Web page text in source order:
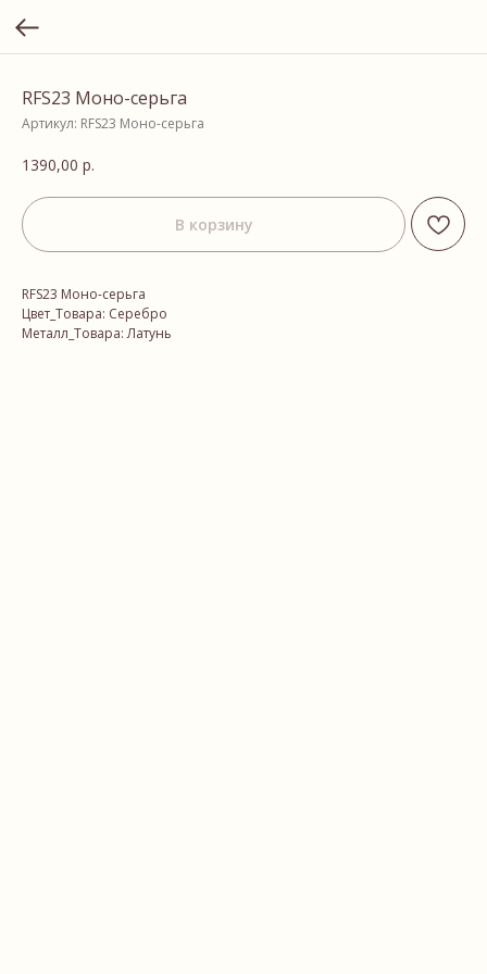
RFS23 Моно-серьга
Артикул: RFS23 Моно-серьга
1390,00 р.
В корзину
RFS23 Моно-серьга
Цвет_Товара: Серебро
Металл_Товара: Латунь